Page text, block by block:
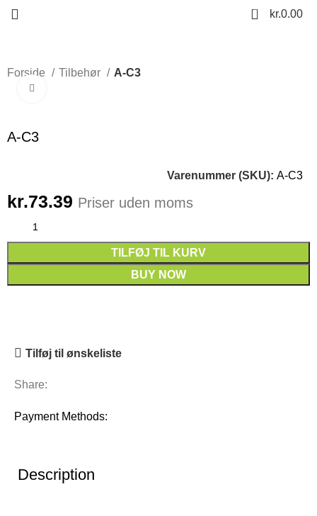
0 kr.0.00
Forside Tilbehør A-C3
A-C3
Varenummer (SKU): A-C3
kr.73.39 Priser uden moms
TILFØJ TIL KURV
BUY NOW
Tilføj til ønskeliste
Share:
Payment Methods:
Description